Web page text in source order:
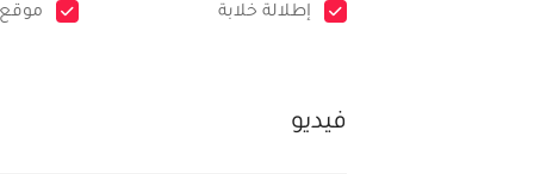
إطلالة خلابة موقع
فيديو